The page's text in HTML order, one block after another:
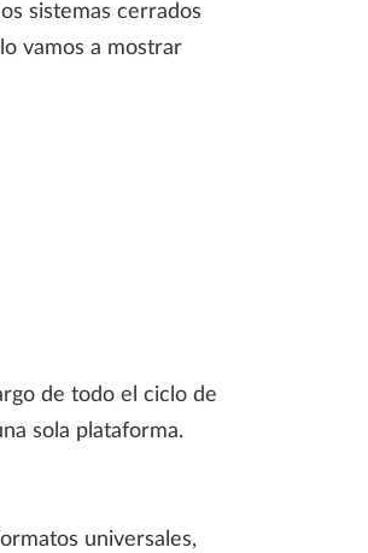
sistemas cerrados
vamos a mostrar
de todo el ciclo de
sola plataforma.
universales,